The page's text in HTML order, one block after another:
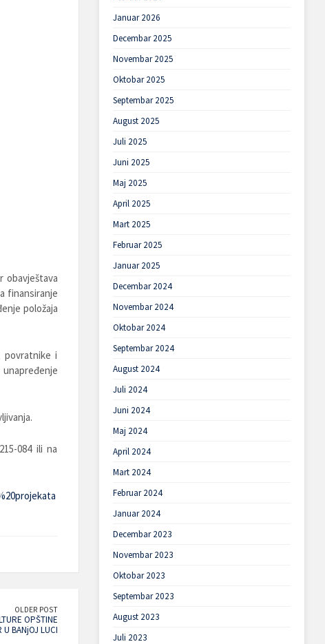
obavještava
finansiranje
položaja
povratnike i
084 ili na
OLDER POST
OPŠTINE
U BANjOJ LUCI
Januar 2026
Decembar 2025
Novembar 2025
Oktobar 2025
Septembar 2025
August 2025
Juli 2025
Juni 2025
Maj 2025
April 2025
Mart 2025
Februar 2025
Januar 2025
Decembar 2024
Novembar 2024
Oktobar 2024
Septembar 2024
August 2024
Juli 2024
Juni 2024
Maj 2024
April 2024
Mart 2024
Februar 2024
Januar 2024
Decembar 2023
Novembar 2023
Oktobar 2023
Septembar 2023
August 2023
Juli 2023